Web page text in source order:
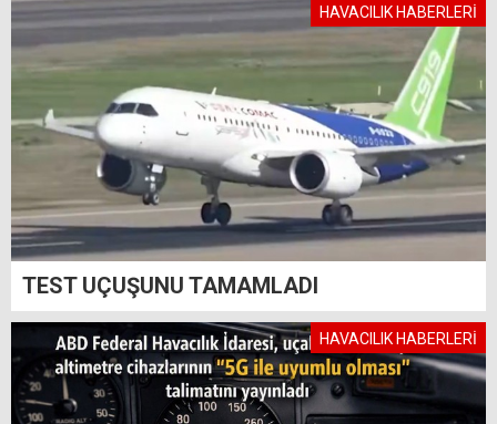
HAVACILIK HABERLERİ
TEST UÇUŞUNU TAMAMLADI
HAVACILIK HABERLERİ